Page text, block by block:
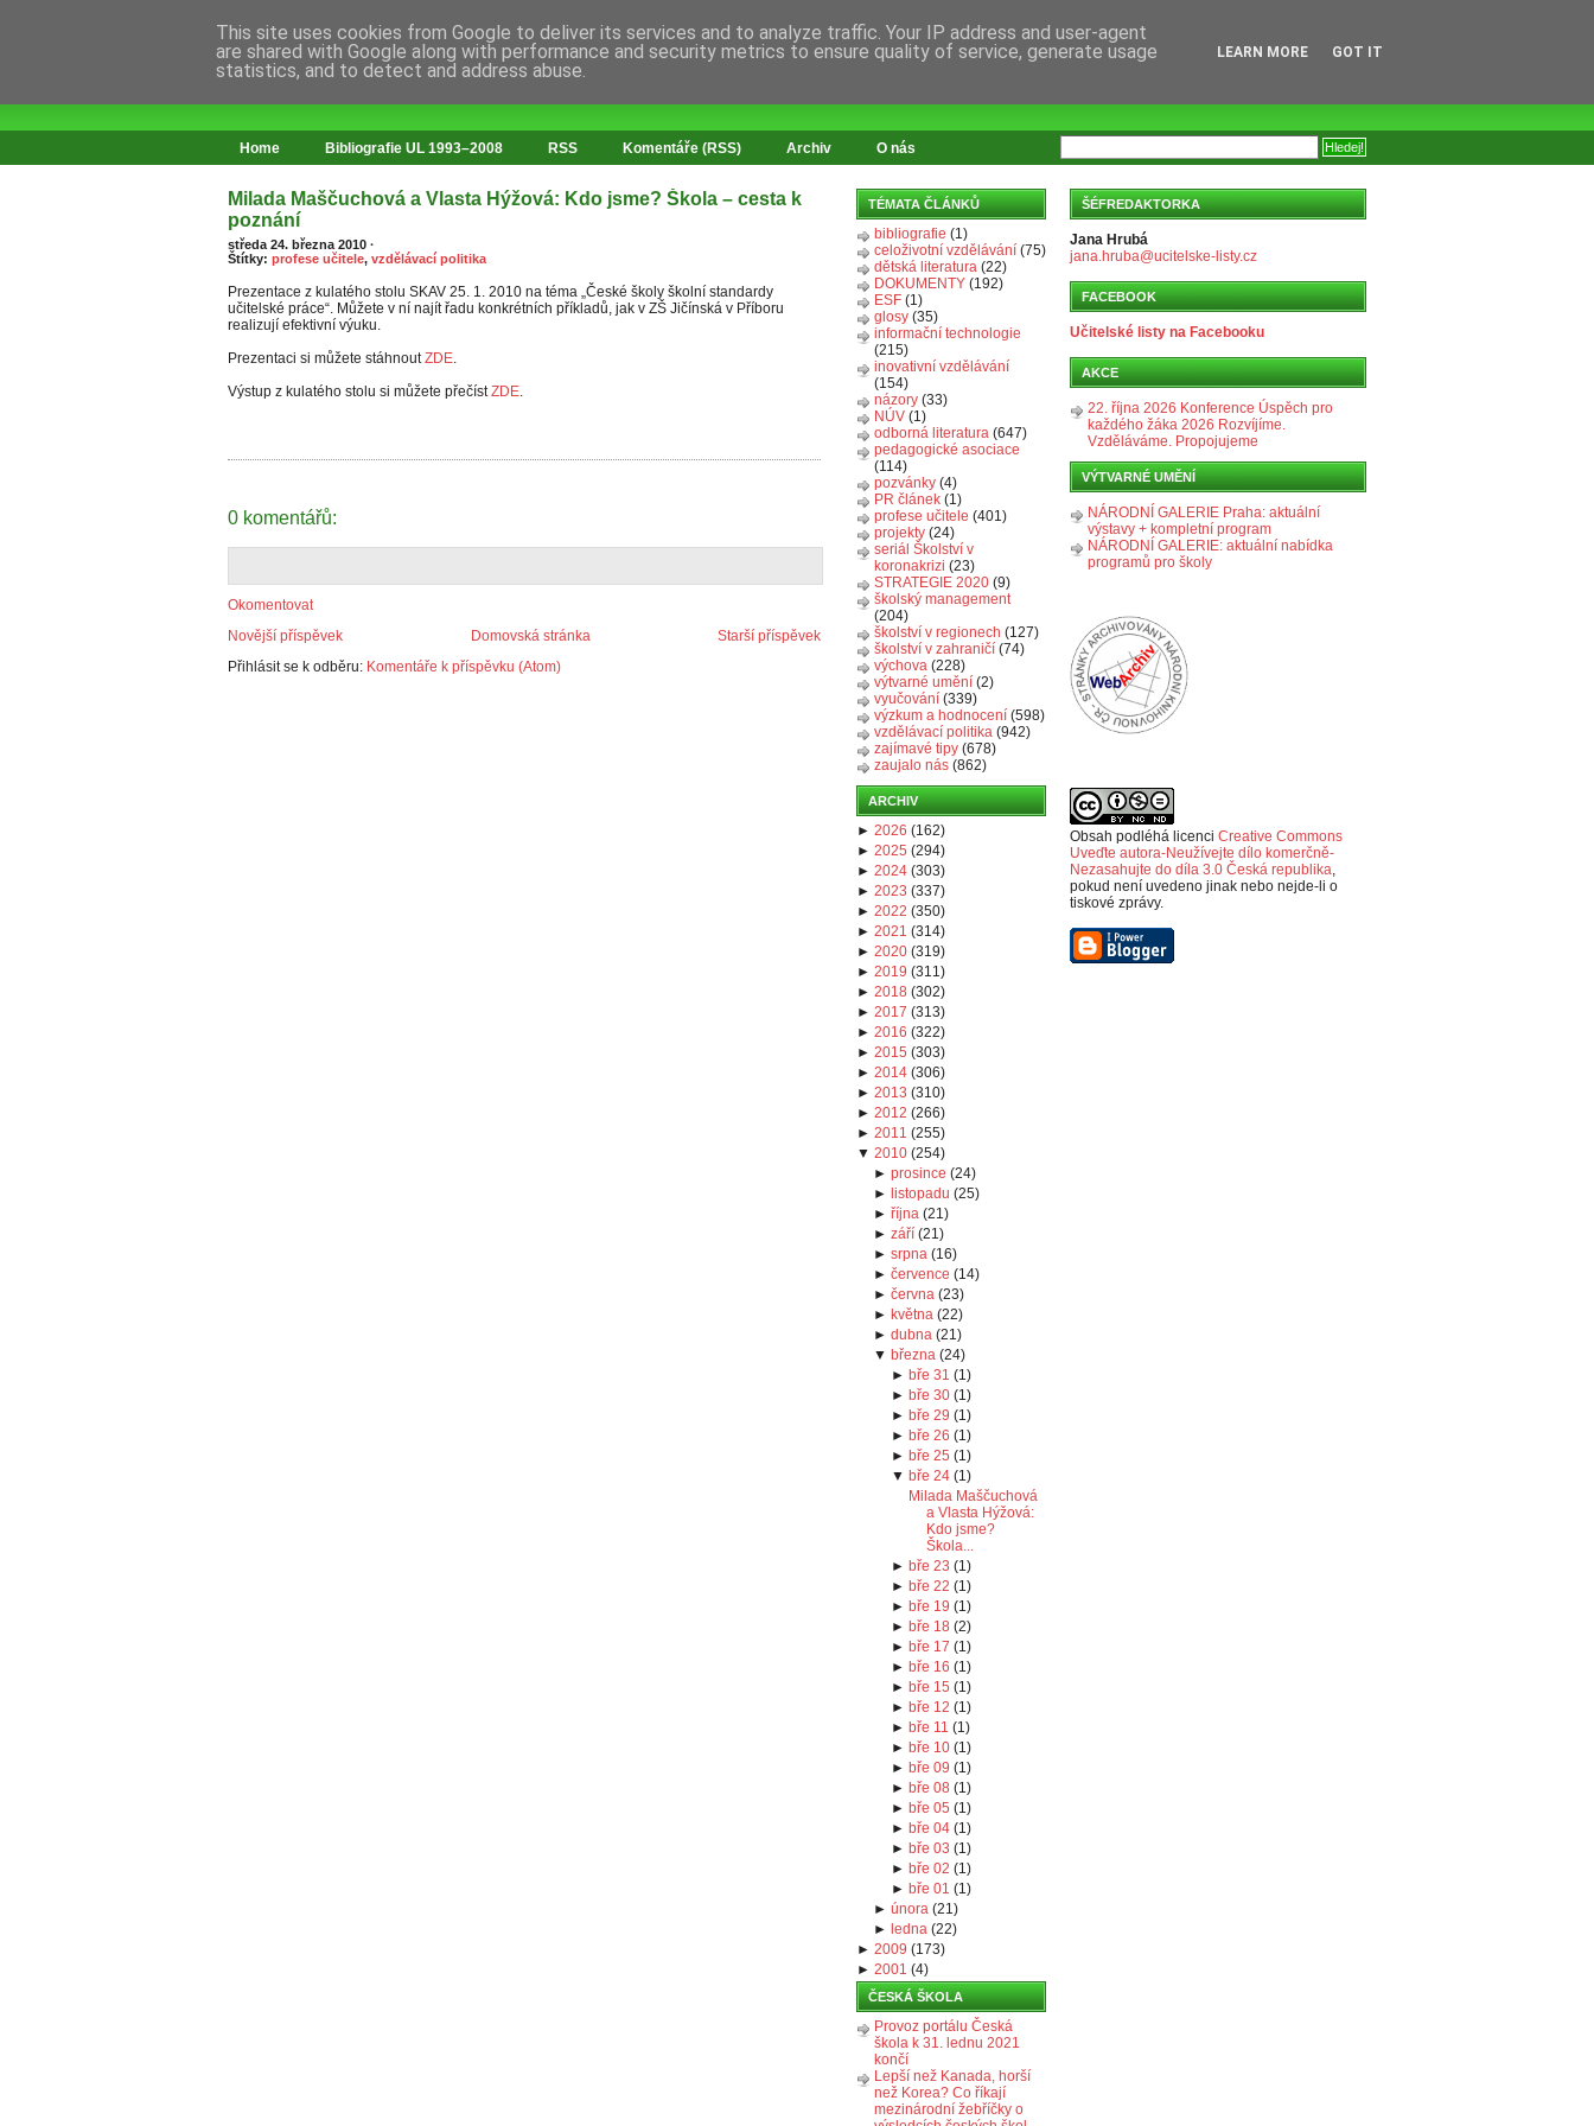
Home Bibliografie UL 1993–2008 RSS Komentáře (RSS) Archiv O nás
Milada Maščuchová a Vlasta Hýžová: Kdo jsme? Škola – cesta k
poznání
středa 24. března 2010 ·
Štítky: profese učitele, vzdělávací politika
Prezentace z kulatého stolu SKAV 25. 1. 2010 na téma „České školy školní standardy
učitelské práce“. Můžete v ní najít řadu konkrétních příkladů, jak v ZŠ Jičínská v Příboru
realizují efektivní výuku.
Prezentaci si můžete stáhnoutZDE.
Výstup z kulatého stolu si můžete přečístZDE.
0 komentářů:
Okomentovat
Novější příspěvek
Starší příspěvek
Domovská stránka
Přihlásit se k odběru: Komentáře k příspěvku (Atom)
TÉMATA ČLÁNKŮ
bibliografie (1)
celoživotní vzdělávání (75)
dětská literatura (22)
DOKUMENTY (192)
ESF (1)
glosy (35)
informační technologie
(215)
inovativní vzdělávání
(154)
názory (33)
NÚV (1)
odborná literatura (647)
pedagogické asociace
(114)
pozvánky (4)
PR článek (1)
profese učitele (401)
projekty (24)
seriál Školství v
koronakrizi (23)
STRATEGIE 2020 (9)
školský management
(204)
školství v regionech (127)
školství v zahraničí (74)
výchova (228)
výtvarné umění (2)
vyučování (339)
výzkum a hodnocení (598)
vzdělávací politika (942)
zajímavé tipy (678)
zaujalo nás (862)
ARCHIV
► 2026 (162)
► 2025 (294)
► 2024 (303)
► 2023 (337)
► 2022 (350)
► 2021 (314)
► 2020 (319)
► 2019 (311)
► 2018 (302)
► 2017 (313)
► 2016 (322)
► 2015 (303)
► 2014 (306)
► 2013 (310)
► 2012 (266)
► 2011 (255)
▼ 2010 (254)
►prosince (24)
► listopadu (25)
►října (21)
►září (21)
►srpna (16)
►července (14)
►června (23)
► května (22)
►dubna (21)
▼ března (24)
► bře 31 (1)
► bře 30(1)
► bře 29 (1)
► bře 26 (1)
► bře 25 (1)
▼ bře 24(1)
Milada Maščuchová
a Vlasta Hýžová:
Kdo jsme?
Škola...
► bře 23 (1)
► bře 22 (1)
► bře 19 (1)
► bře 18 (2)
► bře 17 (1)
► bře 16 (1)
► bře 15 (1)
► bře 12 (1)
► bře 11 (1)
► bře 10(1)
► bře 09 (1)
► bře 08 (1)
► bře 05 (1)
► bře 04(1)
► bře 03 (1)
► bře 02 (1)
► bře 01 (1)
►února (21)
► ledna (22)
► 2009 (173)
► 2001 (4)
ČESKÁ ŠKOLA
Provoz portálu Česká
škola k 31. lednu 2021
končí
Lepší než Kanada, horší
než Korea? Co říkají
mezinárodní žebříčky o
ŠÉFREDAKTORKA
Jana Hrubá
jana.hruba@ucitelske-listy.cz
FACEBOOK
Učitelské listy na Facebooku
AKCE
22. října 2026 Konference Úspěch pro
každého žáka 2026 Rozvíjíme.
Vzděláváme. Propojujeme
VÝTVARNÉ UMĚNÍ
NÁRODNÍ GALERIE Praha: aktuální
výstavy + kompletní program
NÁRODNÍ GALERIE: aktuální nabídka
programů pro školy
Obsah podléhá licenci Creative Commons
Uveďte autora-Neužívejte dílo komerčně-
Nezasahujte do díla 3.0 Česká republika,
pokud není uvedeno jinak nebo nejde-li o
tiskové zprávy.
This site uses cookies from Google to deliver its services and to analyze traffic. Your IP address and user-agent
are shared with Google along with performance and security metrics to ensure quality of service, generate usage
statistics, and to detect and address abuse.
LEARN MORE GOT IT